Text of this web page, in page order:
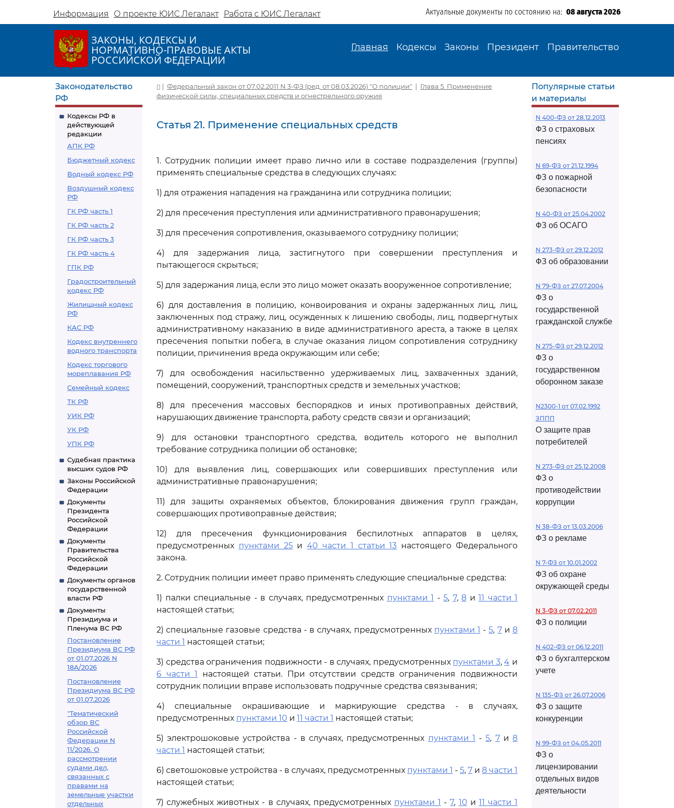
Информация О проекте ЮИС Легалакт Работа с ЮИС Легалакт Актуальные документы по состоянию на: 08 августа 2026
ЗАКОНЫ, КОДЕКСЫ И
НОРМАТИВНО-ПРАВОВЫЕ АКТЫ
РОССИЙСКОЙ ФЕДЕРАЦИИ
Главная Кодексы Законы Президент Правительство
Законодательство
РФ
Кодексы РФ в
действующей
редакции
АПК РФ
Бюджетный кодекс
Водный кодекс РФ
Воздушный кодекс
РФ
ГК РФ часть 1
ГК РФ часть 2
ГК РФ часть 3
ГК РФ часть 4
ГПК РФ
Градостроительный
кодекс РФ
Жилищный кодекс
РФ
КАС РФ
Кодекс внутреннего
водного транспорта
Кодекс торгового
мореплавания РФ
Семейный кодекс
ТК РФ
УИК РФ
УК РФ
УПК РФ
Судебная практика
высших судов РФ
Законы Российской
Федерации
Документы
Президента
Российской
Федерации
Документы
Правительства
Российской
Федерации
Документы органов
государственной
власти РФ
Документы
Президиума и
Пленума ВС РФ
Постановление
Президиума ВС РФ
от 01.07.2026 N
18А/2026
Постановление
Президиума ВС РФ
от 01.07.2026
"Тематический
обзор ВС
Российской
Федерации N
11/2026. О
рассмотрении
судами дел,
связанных с
правами на
земельные участки
отдельных
| Федеральный закон от 07.02.2011 N 3-ФЗ (ред. от 08.03.2026) "О полиции" | Глава 5. Применение
физической силы, специальных средств и огнестрельного оружия
Статья 21. Применение специальных средств
1. Сотрудник полиции имеет право лично или в составе подразделения (группы)
применять специальные средства в следующих случаях:
1) для отражения нападения на гражданина или сотрудника полиции;
2) для пресечения преступления или административного правонарушения;
3) для пресечения сопротивления, оказываемого сотруднику полиции;
4) для задержания лица, застигнутого при совершении преступления и
пытающегося скрыться;
5) для задержания лица, если это лицо может оказать вооруженное сопротивление;
6) для доставления в полицию, конвоирования и охраны задержанных лиц, лиц,
заключенных под стражу, лиц, осужденных к лишению свободы, лиц, подвергнутых
административному наказанию в виде административного ареста, а также в целях
пресечения попытки побега, в случае оказания лицом сопротивления сотруднику
полиции, причинения вреда окружающим или себе;
7) для освобождения насильственно удерживаемых лиц, захваченных зданий,
помещений, сооружений, транспортных средств и земельных участков;
8) для пресечения массовых беспорядков и иных противоправных действий,
нарушающих движение транспорта, работу средств связи и организаций;
9) для остановки транспортного средства, водитель которого не выполнил
требование сотрудника полиции об остановке;
10) для выявления лиц, совершающих или совершивших преступления или
административные правонарушения;
11) для защиты охраняемых объектов, блокирования движения групп граждан,
совершающих противоправные действия;
12) для пресечения функционирования беспилотных аппаратов в целях,
предусмотренных пунктами 25и40 части 1 статьи 13 настоящего Федерального
закона.
2. Сотрудник полиции имеет право применять следующие специальные средства:
1) палки специальные - в случаях, предусмотренных пунктами 1 - 5, 7, 8 и 11 части 1
настоящей статьи;
2) специальные газовые средства - в случаях, предусмотренных пунктами 1 -5, 7и8
части 1 настоящей статьи;
3) средства ограничения подвижности - в случаях, предусмотренных пунктами 3,4 и
6 части 1
настоящей статьи. При отсутствии средств ограничения подвижности
сотрудник полиции вправе использовать подручные средства связывания;
4) специальные окрашивающие и маркирующие средства - в случаях,
предусмотренных пунктами 10 и 11 части 1 настоящей статьи;
5) электрошоковые устройства - в случаях, предусмотренных пунктами 1 -5, 7и8
части 1 настоящей статьи;
6) светошоковые устройства - в случаях, предусмотренных пунктами 1 - 5, 7 и 8 части 1
настоящей статьи;
7) служебных животных - в случаях, предусмотренных пунктами 1 -7, 10 и 11 части 1
Популярные статьи
и материалы
N 400-ФЗ от 28.12.2013
ФЗ о страховых
пенсиях
N 69-ФЗ от 21.12.1994
ФЗ о пожарной
безопасности
N 40-ФЗ от 25.04.2002
ФЗ об ОСАГО
N 273-ФЗ от 29.12.2012
ФЗ об образовании
N 79-ФЗ от 27.07.2004
ФЗ о
государственной
гражданской службе
N 275-ФЗ от 29.12.2012
ФЗ о
государственном
оборонном заказе
N2300-1 от 07.02.1992
ЗППП
О защите прав
потребителей
N 273-ФЗ от 25.12.2008
ФЗ о
противодействии
коррупции
N 38-ФЗ от 13.03.2006
ФЗ о рекламе
N 7-ФЗ от 10.01.2002
ФЗ об охране
окружающей среды
N 3-ФЗ от 07.02.2011
ФЗ о полиции
N 402-ФЗ от 06.12.2011
ФЗ о бухгалтерском
учете
N 135-ФЗ от 26.07.2006
ФЗ о защите
конкуренции
N 99-ФЗ от 04.05.2011
ФЗ о
лицензировании
отдельных видов
деятельности